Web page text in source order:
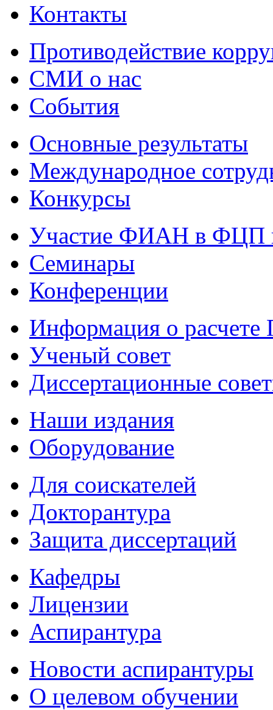
Контакты
Противодействие
СМИ о нас
События
Основные результаты
Международное
Конкурсы
Участие ФИАН в ФЦП
Семинары
Конференции
Информация о
Ученый совет
Диссертационные
Наши издания
Оборудование
Для соискателей
Докторантура
Защита диссертаций
Кафедры
Лицензии
Аспирантура
Новости аспирантуры
О целевом обучении